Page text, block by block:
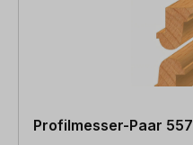
Profilmesser-Paar 557